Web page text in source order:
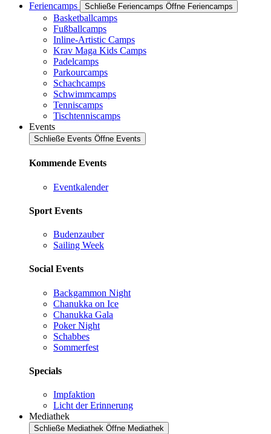
Feriencamps
Schließe Feriencamps Öffne Feriencamps
Basketballcamps
Fußballcamps
Inline-Artistic Camps
Krav Maga Kids Camps
Padelcamps
Parkourcamps
Schachcamps
Schwimmcamps
Tenniscamps
Tischtenniscamps
Events
Schließe Events Öffne Events
Kommende Events
Eventkalender
Sport Events
Budenzauber
Sailing Week
Social Events
Backgammon Night
Chanukka on Ice
Chanukka Gala
Poker Night
Schabbes
Sommerfest
Specials
Impfaktion
Licht der Erinnerung
Mediathek
Schließe Mediathek Öffne Mediathek